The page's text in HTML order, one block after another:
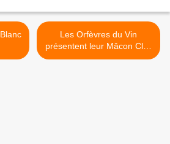
Les Orfèvres du Vin
présentent leur Mâcon Clos
de L’Église 2019. >